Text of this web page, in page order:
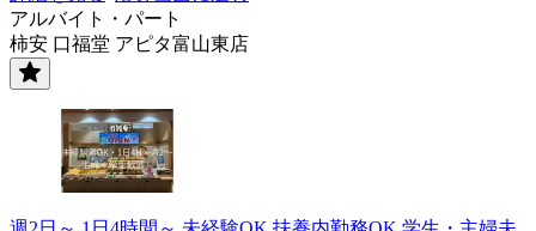
アルバイト・パート
柿安 口福堂 アピタ富山東店